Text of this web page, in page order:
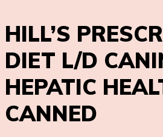
HILL’S
DIET L/D
HEPATIC
CANNED